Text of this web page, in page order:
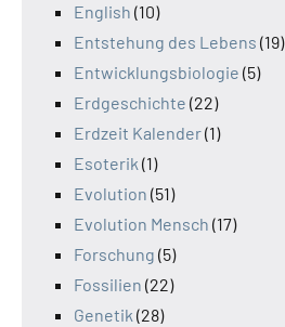
English (10)
Entstehung des Lebens (19)
Entwicklungsbiologie (5)
Erdgeschichte (22)
Erdzeit Kalender(1)
Esoterik (1)
Evolution (51)
Evolution Mensch (17)
Forschung (5)
Fossilien (22)
Genetik (28)